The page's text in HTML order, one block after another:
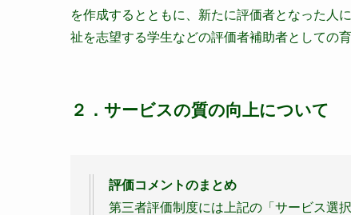
を作成するとともに、新たに評価者となった人
祉を志望する学生などの評価者補助者としての
２．サービスの質の向上について
評価コメントのまとめ
第三者評価制度には上記の「サービス選